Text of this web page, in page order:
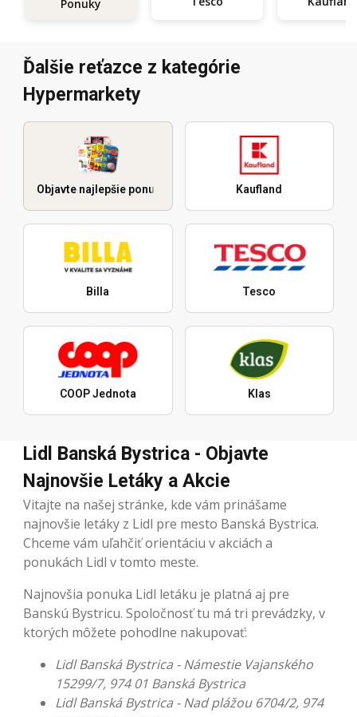
Ponuky
Ďalšie reťazce z kategórie
Hypermarkety
Objavte najlepšie ponuky Kaufland
Billa Tesco
COOP Jednota Klas
Lidl Banská Bystrica - Objavte
Najnovšie Letáky a Akcie
Vitajte na našej stránke, kde vám prinášame
najnovšie letáky z Lidl pre mesto Banská Bystrica.
Chceme vám uľahčiť orientáciu v akciách a
ponukách Lidl v tomto meste.
Najnovšia ponuka Lidl letáku je platná aj pre
Banskú Bystricu. Spoločnosť tu má tri prevádzky, v
ktorých môžete pohodlne nakupovať:
Lidl Banská Bystrica - Námestie Vajanského
15299/7, 974 01 Banská Bystrica
Lidl Banská Bystrica - Nad plážou 6704/2, 974